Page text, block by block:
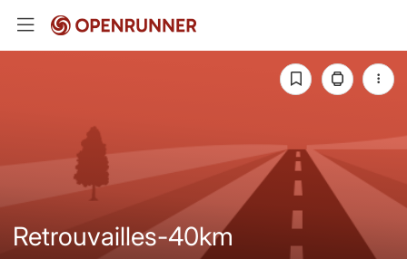
Retrouvailles-40km